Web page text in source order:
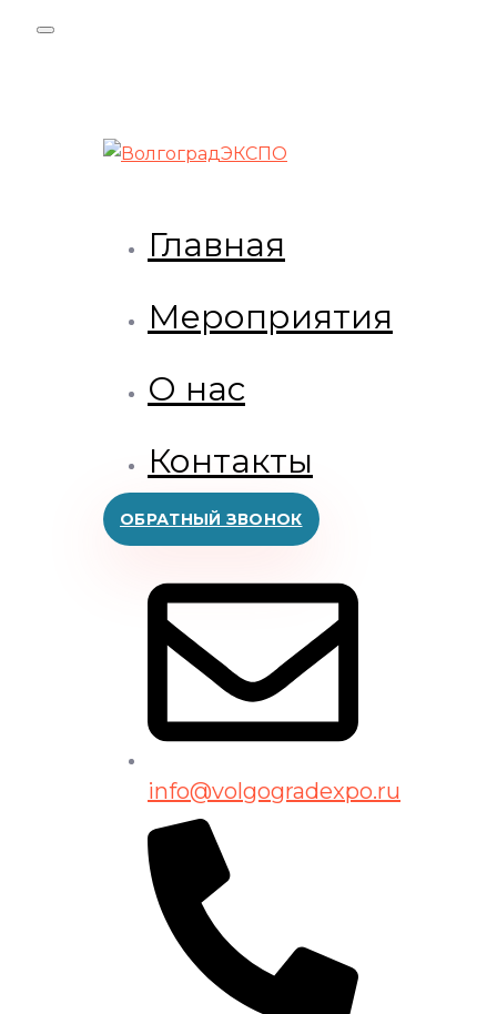
Skip
Skip
Главная
Мероприятия
О нас
Контакты
ОБРАТНЫЙ ЗВОНОК
info@volgogradexpo.ru